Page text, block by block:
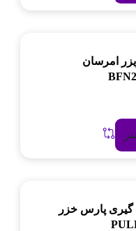
امرسان
پارس خزر